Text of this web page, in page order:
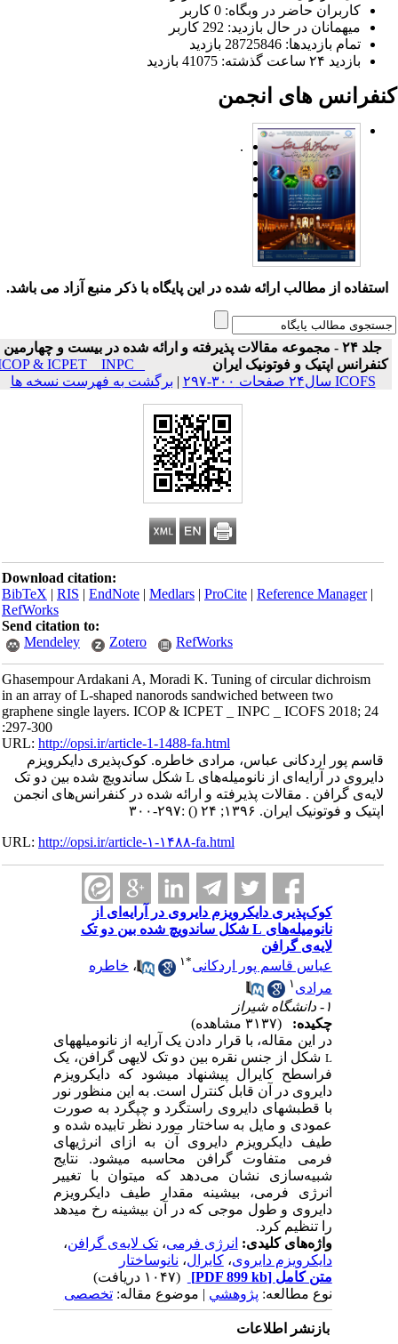
کاربران حاضر در وبگاه: 0 کاربر
میهمانان در حال بازدید: 292 کاربر
تمام بازدید‌ها: 28725846 بازدید
بازدید ۲۴ ساعت گذشته: 41075 بازدید
های انجمن
.
استفاده از مطالب ارائه شده در این پایگاه با ذکر منبع آزاد می باشد.
جلد ۲۴ - مجموعه مقالات پذیرفته و ارائه شده در بیست و چهارمین
کنفرانس اپتیک و فوتونیک ایران
ICOP & ICPET _ INPC _
ICOFS سال۲۴ صفحات ۳۰۰-۲۹۷
|برگشت به فهرست نسخه ها
Download citation:
BibTeX|RIS|EndNote|Medlars|ProCite|Reference Manager
RefWorks
Send citation to:
Mendeley
Zotero RefWorks
Ghasempour Ardakani A, Moradi K. Tuning of circular dichroism
in an array of L-shaped nanorods sandwiched between two
graphene single layers. ICOP & ICPET _ INPC _ ICOFS 2018; 24
:297-300
URL:http://opsi.ir/article-1-1488-fa.html
قاسم پور اردکانی عباس، مرادی خاطره. کوک‌پذیری دایکرویزم
دایروی در آرایه‌ای از نانومیله‌های L شکل ساندویچ شده بین دو تک
لایه‌ی گرافن . مقالات پذیرفته و ارائه شده در کنفرانس‌های انجمن
اپتیک و فوتونیک ایران. ۱۳۹۶; ۲۴
() :۲۹۷-۳۰۰
URL:http://opsi.ir/article-۱-۱۴۸۸-fa.html
کوک‌پذیری دایکرویزم دایروی در آرایه‌ای از
نانومیله‌های L شکل ساندویچ شده بین دو تک
لایه‌ی گرافن
عباس قاسم پور اردکانی
۱ ،خاطره
مرادی
چکیده:
در این مقاله، با قرار دادن یک آرایه از نانومیله­های
شکل از جنس نقره بین دو تک لایه­ی گرافن، یک
فراسطح کایرال پیشنهاد می­شود که دایکرویزم
دایروی در آن قابل کنترل است. به این منظور نور
با قطبش­های دایروی راستگرد و چپگرد به صورت
عمودی و مایل به ساختار مورد ‌نظر تابیده شده و
طیف دایکرویزم دایروی آن به ازای انرژی­های
فرمی متفاوت گرافن محاسبه می­شود. نتایج
شبیه‌سازی نشان می‌دهد که می­توان با تغییر
انرژی فرمی، بیشینه مقدار طیف دایکرویزم
دایروی و طول موجی که در آن بیشینه رخ می­دهد
را تنظیم کرد.
واژه‌های کلیدی:انرژی فرمی،تک لایه‌ی گرافن،
دایکرویزم دایروی،کایرال ،نانوساختار
متن کامل[PDF 899 kb]
نوع مطالعه:پژوهشي| موضوع مقاله:تخصصی
بازنشر اطلاعات